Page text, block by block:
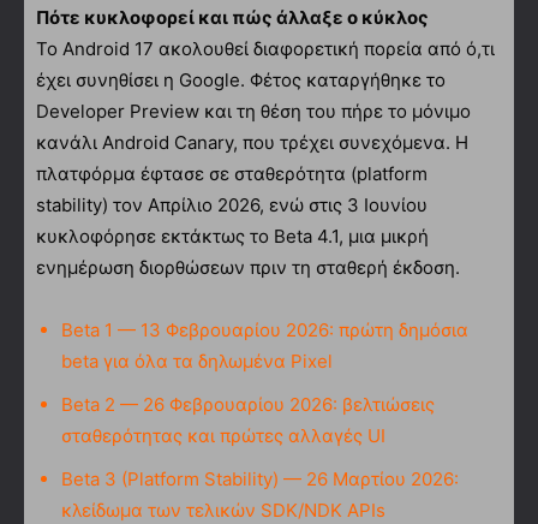
Πότε κυκλοφορεί και πώς άλλαξε ο κύκλος
Το Android 17 ακολουθεί διαφορετική πορεία από ό,τι
έχει συνηθίσει η Google. Φέτος καταργήθηκε το
Developer Preview και τη θέση του πήρε το μόνιμο
κανάλι Android Canary, που τρέχει συνεχόμενα. Η
πλατφόρμα έφτασε σε σταθερότητα (platform
stability) τον Απρίλιο 2026, ενώ στις 3 Ιουνίου
κυκλοφόρησε εκτάκτως το Beta 4.1, μια μικρή
ενημέρωση διορθώσεων πριν τη σταθερή έκδοση.
Beta 1 — 13 Φεβρουαρίου 2026: πρώτη δημόσια
beta για όλα τα δηλωμένα Pixel
Beta 2 — 26 Φεβρουαρίου 2026: βελτιώσεις
σταθερότητας και πρώτες αλλαγές UI
Beta 3 (Platform Stability) — 26 Μαρτίου 2026:
κλείδωμα των τελικών SDK/NDK APIs